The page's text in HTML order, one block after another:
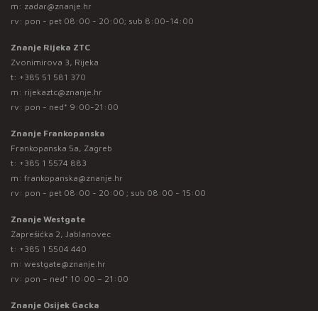
m: zadar@znanje.hr
rv: pon - pet 08:00 - 20:00; sub 8:00-14:00
Znanje Rijeka ZTC
Zvonimirova 3, Rijeka
t: +385 51 581 370
m: rijekaztc@znanje.hr
rv: pon - ned* 9:00-21:00
Znanje Frankopanska
Frankopanska 5a, Zagreb
t: +385 1 5574 883
m: frankopanska@znanje.hr
rv: pon - pet 08:00 - 20:00 ; sub 08:00 - 15:00
Znanje Westgate
Zaprešićka 2, Jablanovec
t: +385 1 5504 440
m: westgate@znanje.hr
rv: pon – ned* 10:00 – 21:00
Znanje Osijek Gacka